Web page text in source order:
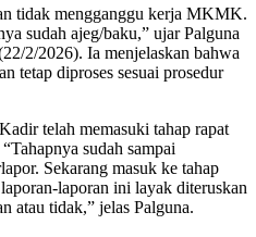
tidak mengganggu kerja MKMK.
sudah ajeg/baku,” ujar Palguna
2/2026). Ia menjelaskan bahwa
tetap diproses sesuai prosedur
telah memasuki tahap rapat
sudah sampai
Sekarang masuk ke tahap
laporan ini layak diteruskan
atau tidak,” jelas Palguna.